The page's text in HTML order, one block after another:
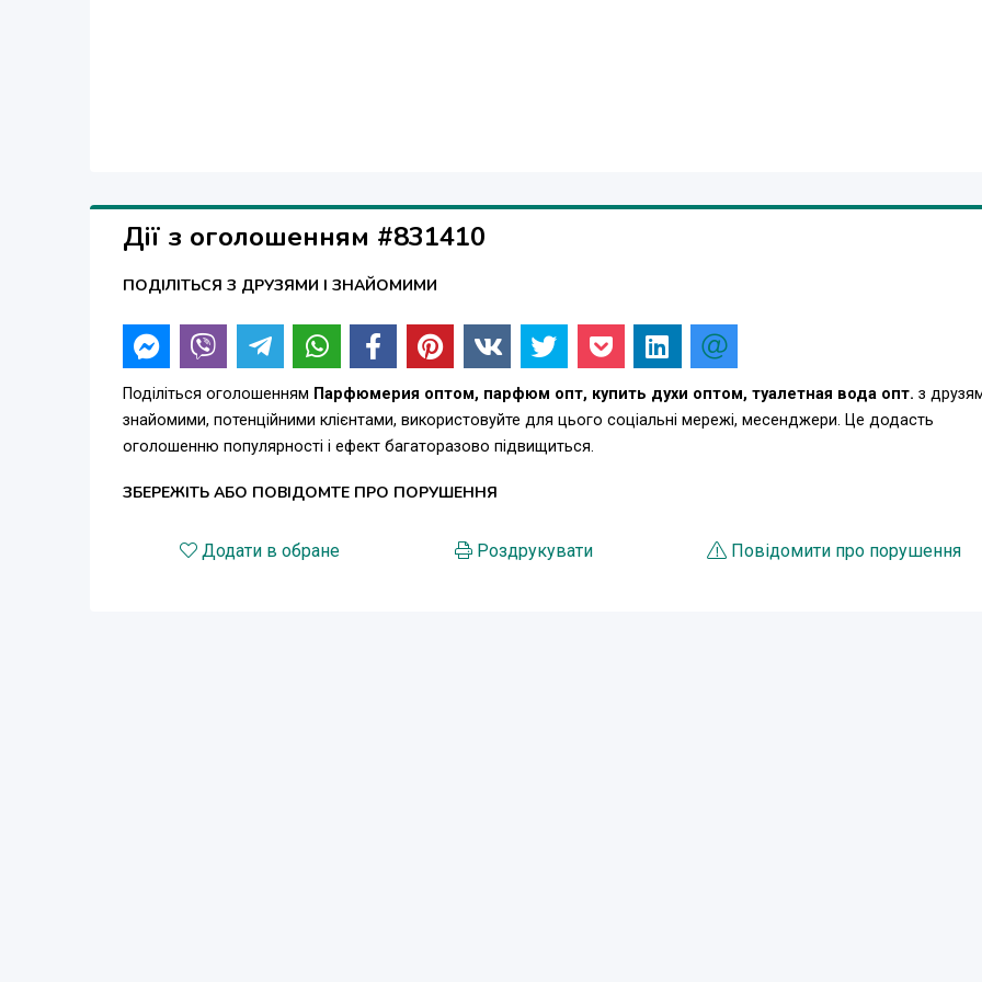
Дії з оголошенням #831410
ПОДІЛІТЬСЯ З ДРУЗЯМИ І ЗНАЙОМИМИ
Поділіться оголошенням Парфюмерия оптом, парфюм опт, купить духи оптом, туалетная вода опт. з
знайомими, потенційними клієнтами, використовуйте для цього соціальні мережі, месенджери. Це додасть
оголошенню популярності і ефект багаторазово підвищиться.
ЗБЕРЕЖІТЬ АБО ПОВІДОМТЕ ПРО ПОРУШЕННЯ
Додати в обране Роздрукувати Повідомити про порушення